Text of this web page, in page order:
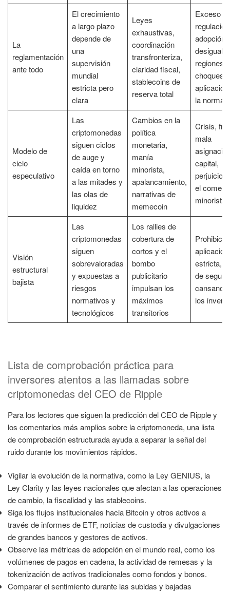
La
reglamentación
ante todo
El crecimiento
a largo plazo
depende de
una
supervisión
mundial
estricta pero
clara
Leyes
exhaustivas,
coordinación
transfronteriza,
claridad fiscal,
stablecoins de
reserva total
Exceso
adopción
desigual
regiones,
choques
la
Modelo de
ciclo
especulativo
Las
criptomonedas
siguen ciclos
de auge y
caída en torno
a las mitades y
las olas de
liquidez
Cambios en la
política
monetaria,
manía
minorista,
apalancamiento,
narrativas de
memecoin
Crisis,
mala
capital,
perjuicio
el
minorista
Visión
estructural
bajista
Las
criptomonedas
siguen
sobrevaloradas
y expuestas a
riesgos
normativos y
tecnológicos
Los rallies de
cobertura de
cortos y el
bombo
publicitario
impulsan los
máximos
transitorios
aplicación
estricta,
de
los
Lista de comprobación práctica para
inversores atentos a las llamadas sobre
criptomonedas del CEO de Ripple
Para los lectores que siguen la predicción del CEO de Ripple y
los comentarios más amplios sobre la criptomoneda, una lista
de comprobación estructurada ayuda a separar la señal del
ruido durante los movimientos rápidos.
Vigilar la evolución de la normativa, como la Ley GENIUS, la
Ley Clarity y las leyes nacionales que afectan a las operaciones
de cambio, la fiscalidad y las stablecoins.
Siga los flujos institucionales hacia Bitcoin y otros activos a
través de informes de ETF, noticias de custodia y divulgaciones
de grandes bancos y gestores de activos.
Observe las métricas de adopción en el mundo real, como los
volúmenes de pagos en cadena, la actividad de remesas y la
tokenización de activos tradicionales como fondos y bonos.
Comparar el sentimiento durante las subidas y bajadas